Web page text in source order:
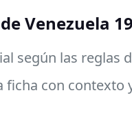
Venezuela
según las reglas
ficha con contexto